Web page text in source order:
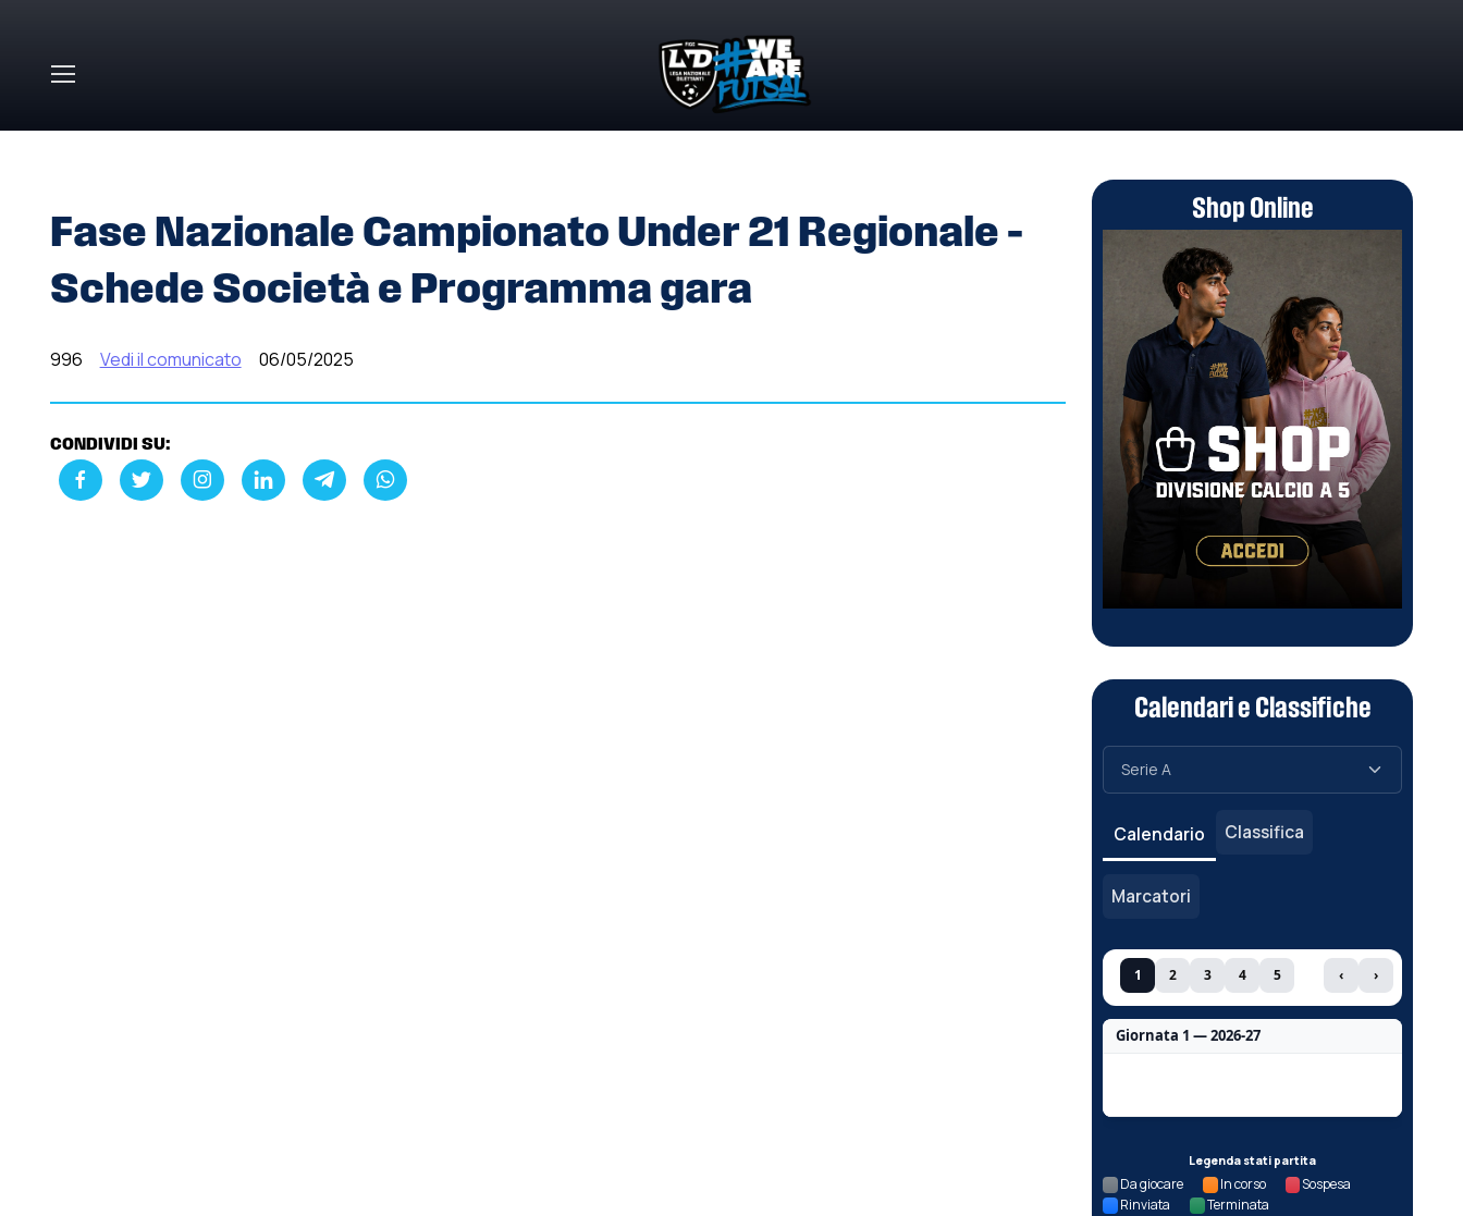
Fase Nazionale Campionato Under 21 Regionale –
Schede Società e Programma gara
996 Vedi il comunicato 06/05/2025
CONDIVIDI SU:
Shop Online
Calendari e Classifiche
Calendario Classifica
Marcatori
1 2 3 4 5 ‹ ›
Giornata 1 — 2026-27
Legenda stati partita
Da giocare In corso
Sospesa
Rinviata
Terminata